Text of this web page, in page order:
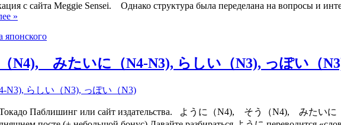
c сайта Meggie Sensei. Однако структура была переделана на вопросы и
»
японского
N4), みたいに（N4-N3), らしい（N3), っぽい（
Токадо Паблишинг или сайт издательства. ように（N4), そう（N4), みたい